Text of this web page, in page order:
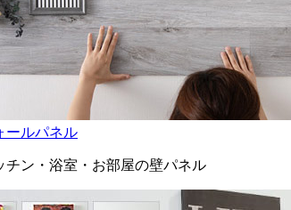
ールパネル
チン・浴室・お部屋の壁パネル